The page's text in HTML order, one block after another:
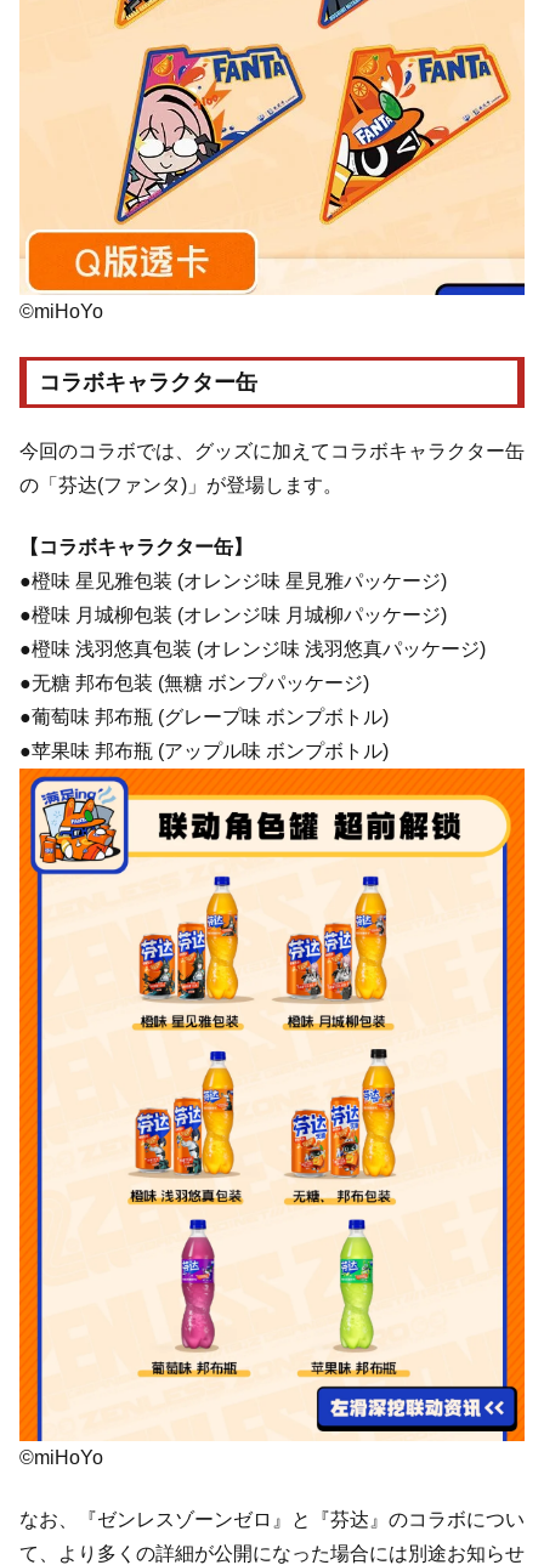
©miHoYo
コラボキャラクター缶
今回のコラボでは、グッズに加えてコラボキャラクター缶
の「芬达(ファンタ)」が登場します。
【コラボキャラクター缶】
●橙味 星见雅包装 (オレンジ味 星見雅パッケージ)
●橙味 月城柳包装 (オレンジ味 月城柳パッケージ)
●橙味 浅羽悠真包装 (オレンジ味 浅羽悠真パッケージ)
●无糖 邦布包装 (無糖 ボンプパッケージ)
●葡萄味 邦布瓶 (グレープ味 ボンプボトル)
●苹果味 邦布瓶 (アップル味 ボンプボトル)
©miHoYo
なお、『ゼンレスゾーンゼロ』と『芬达』のコラボについ
て、より多くの詳細が公開になった場合には別途お知らせ